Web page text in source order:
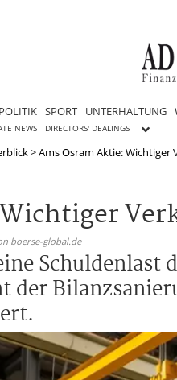
POLITIK SPORT UNTERHALTUNG
NEWS DIRECTORS' DEALINGS
>Ams Osram Aktie: Wichtiger
boerse-global.de
Schuldenlast
der